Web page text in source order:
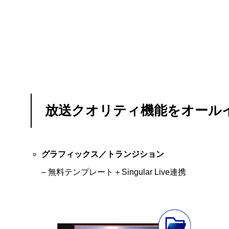
放送クオリティ機能をオール
グラフィックス／トランジション
– 無料テンプレート＋Singular Live連携